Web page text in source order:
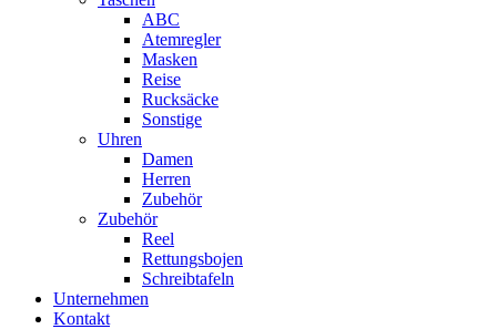
ABC
Atemregler
Masken
Reise
Rucksäcke
Sonstige
Uhren
Damen
Herren
Zubehör
Zubehör
Reel
Rettungsbojen
Schreibtafeln
Unternehmen
Kontakt